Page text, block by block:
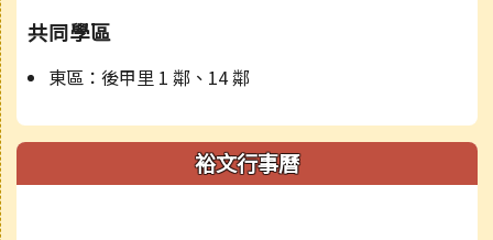
共同學區
東區：後甲里 1 鄰、14 鄰
裕文行事曆